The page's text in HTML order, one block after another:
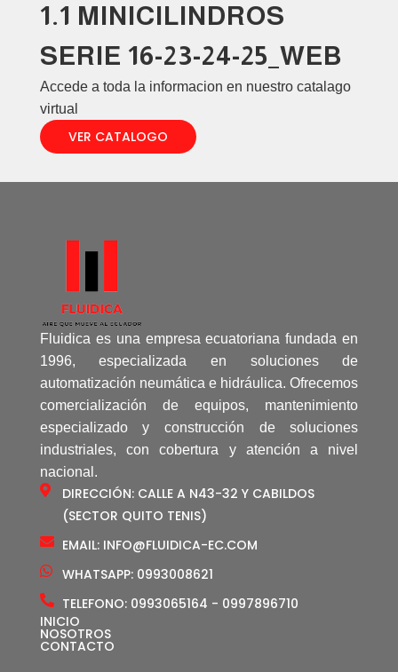
1.1 MINICILINDROS
SERIE 16-23-24-25_WEB
Accede a toda la informacion en nuestro catalago
virtual
VER CATALOGO
Fluidica es una empresa ecuatoriana fundada en
1996, especializada en soluciones de
automatización neumática e hidráulica. Ofrecemos
comercialización de equipos, mantenimiento
especializado y construcción de soluciones
industriales, con cobertura y atención a nivel
nacional.
DIRECCIÓN: CALLE A N43-32 Y CABILDOS
(SECTOR QUITO TENIS)
EMAIL: INFO@FLUIDICA-EC.COM
WHATSAPP: 0993008621
TELEFONO: 0993065164 - 0997896710
INICIO
NOSOTROS
CONTACTO